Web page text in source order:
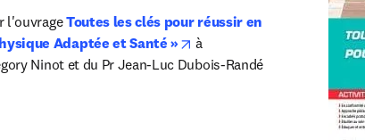
l'ouvrage Toutes les clés pour réussir en
Adaptée et Santé »
opens in new tab/window
à
Ninot et du Pr Jean-Luc Dubois-Randé